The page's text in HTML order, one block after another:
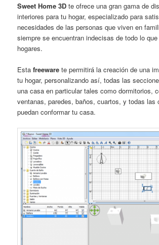
Sweet Home 3Dte ofrece una gran gama de
interiores para tu hogar, especializado para
necesidades de las personas que viven en
siempre se encuentran indecisas de todo lo
hogares.
Estafreewarete permitirá la creación de una
tu hogar, personalizando así, todas las
una casa en particular tales como dormitorios,
ventanas, paredes, baños, cuartos, y todas las
puedan conformar tu casa.